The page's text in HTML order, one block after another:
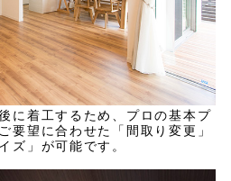
に着工するため、プロの基本プ
要望に合わせた「間取り変更」
ズ」が可能です。